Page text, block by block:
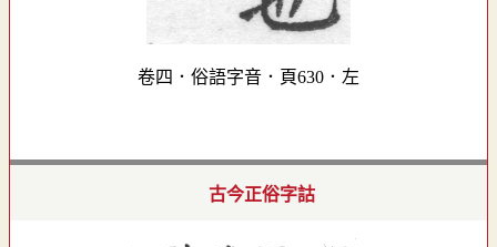
卷四．俗語字音．頁630．左
古今正俗字詁